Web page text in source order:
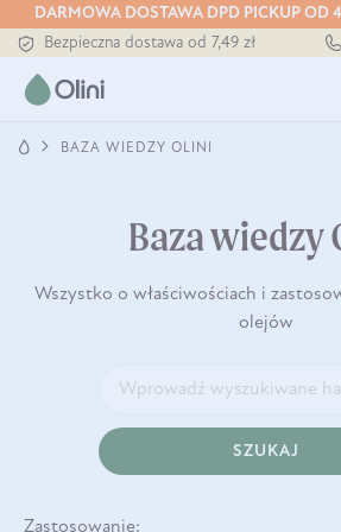
DARMOWA DOSTAWA DPD PICKUP OD
Bezpieczna dostawa od 7,49 zł
Darmowa dostawa od 199 zł
Tłoczony zawsze na zimno
BAZA WIEDZY OLINI
Baza wiedzy
Wszystko o właściwościach i
olejów
SZUKAJ
Zastosowanie: